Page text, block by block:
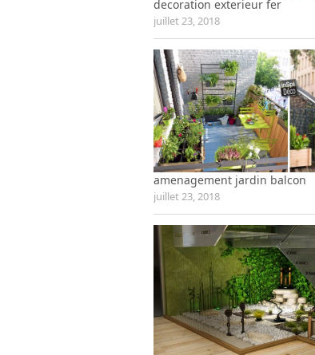
decoration exterieur fer
juillet 23, 2018
amenagement jardin balcon
juillet 23, 2018